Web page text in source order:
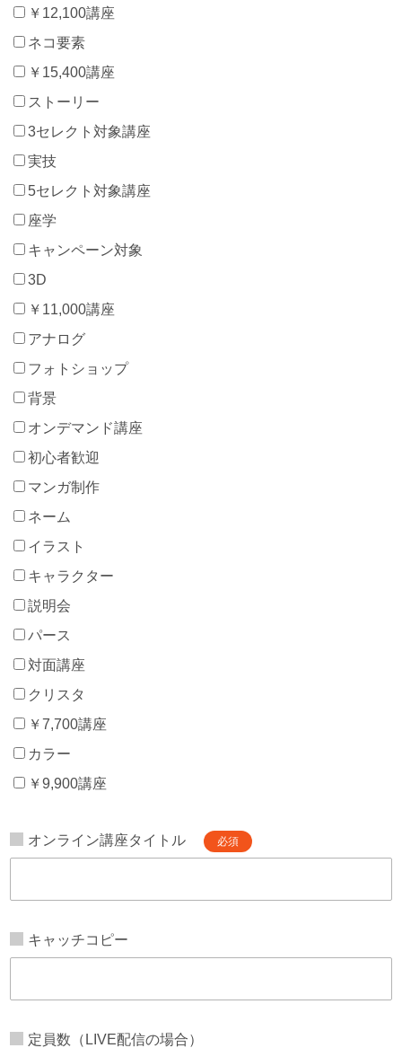
￥12,100講座
ネコ要素
￥15,400講座
ストーリー
3セレクト対象講座
実技
5セレクト対象講座
座学
キャンペーン対象
3D
￥11,000講座
アナログ
フォトショップ
背景
オンデマンド講座
初心者歓迎
マンガ制作
ネーム
イラスト
キャラクター
説明会
パース
対面講座
クリスタ
￥7,700講座
カラー
￥9,900講座
オンライン講座タイトル 必須
キャッチコピー
定員数（LIVE配信の場合）